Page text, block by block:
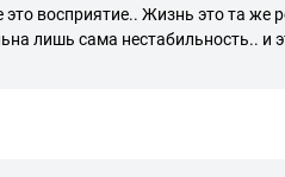
восприятие.. Жизнь это та же
лишь сама нестабильность.. и